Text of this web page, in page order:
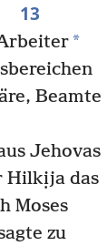
13
*
Beamte
Jehovas
Hilkịja das
Moses
zu